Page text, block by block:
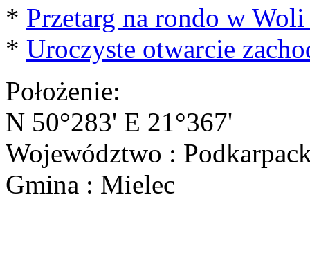
* Przetarg na rondo w
* Uroczyste otwarcie
Położenie:
N 50°283' E 21°367'
Województwo :
Gmina : Mielec